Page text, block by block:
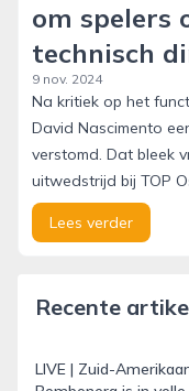
om spelers
technisch
9 nov. 2024
Na kritiek op het
David Nascimento
verstomd. Dat bleek
uitwedstrijd bij TOP
Lees verder
Recente
LIVE | Zuid-